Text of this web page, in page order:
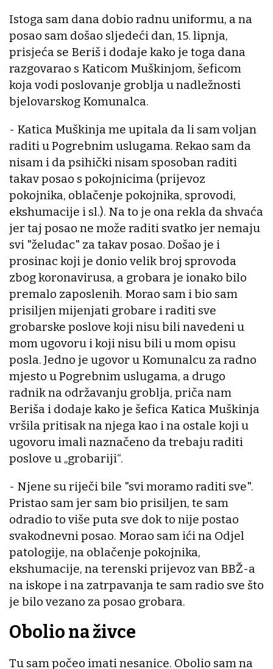
Istoga sam dana dobio radnu uniformu, a na
posao sam došao sljedeći dan, 15. lipnja,
prisjeća se Beriš i dodaje kako je toga dana
razgovarao s Katicom Muškinjom, šeficom
koja vodi poslovanje groblja u nadležnosti
bjelovarskog Komunalca.
- Katica Muškinja me upitala da li sam voljan
raditi u Pogrebnim uslugama. Rekao sam da
nisam i da psihički nisam sposoban raditi
takav posao s pokojnicima (prijevoz
pokojnika, oblačenje pokojnika, sprovodi,
ekshumacije i sl.). Na to je ona rekla da shvaća
jer taj posao ne može raditi svatko jer nemaju
svi "želudac" za takav posao. Došao je i
prosinac koji je donio velik broj sprovoda
zbog koronavirusa, a grobara je ionako bilo
premalo zaposlenih. Morao sam i bio sam
prisiljen mijenjati grobare i raditi sve
grobarske poslove koji nisu bili navedeni u
mom ugovoru i koji nisu bili u mom opisu
posla. Jedno je ugovor u Komunalcu za radno
mjesto u Pogrebnim uslugama, a drugo
radnik na održavanju groblja, priča nam
Beriša i dodaje kako je šefica Katica Muškinja
vršila pritisak na njega kao i na ostale koji u
ugovoru imali naznačeno da trebaju raditi
poslove u „grobariji“.
- Njene su riječi bile "svi moramo raditi sve".
Pristao sam jer sam bio prisiljen, te sam
odradio to više puta sve dok to nije postao
svakodnevni posao. Morao sam ići na Odjel
patologije, na oblačenje pokojnika,
ekshumacije, na terenski prijevoz van BBŽ-a
na iskope i na zatrpavanja te sam radio sve što
je bilo vezano za posao grobara.
Obolio na živce
Tu sam počeo imati nesanice. Obolio sam na